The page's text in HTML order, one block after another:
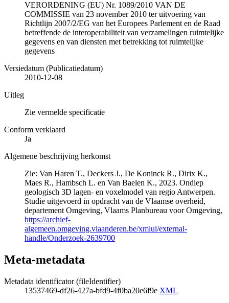
VERORDENING (EU) Nr. 1089/2010 VAN DE
COMMISSIE van 23 november 2010 ter uitvoering van
Richtlijn 2007/2/EG van het Europees Parlement en de Raad
betreffende de interoperabiliteit van verzamelingen ruimtelijke
gegevens en van diensten met betrekking tot ruimtelijke
gegevens
Versiedatum (Publicatiedatum)
2010-12-08
Uitleg
Zie vermelde specificatie
Conform verklaard
Ja
Algemene beschrijving herkomst
Zie: Van Haren T., Deckers J., De Koninck R., Dirix K.,
Maes R., Hambsch L. en Van Baelen K., 2023. Ondiep
geologisch 3D lagen- en voxelmodel van regio Antwerpen.
Studie uitgevoerd in opdracht van de Vlaamse overheid,
departement Omgeving, Vlaams Planbureau voor Omgeving,
https://archief-
algemeen.omgeving.vlaanderen.be/xmlui/external-
handle/Onderzoek-2639700
Meta-metadata
Metadata identificator (fileIdentifier)
13537469-df26-427a-bfd9-4f0ba20e6f9e XML